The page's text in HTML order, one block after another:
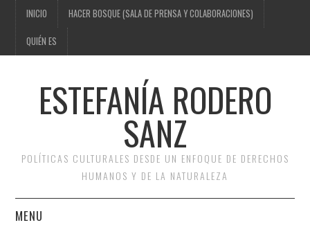
INICIO HACER BOSQUE (SALA DE PRENSA Y COLABORACIONES)
QUIÉN ES
ESTEFANÍA RODERO
SANZ
POLÍTICAS CULTURALES DESDE UN ENFOQUE DE DERECHOS
HUMANOS Y DE LA NATURALEZA
MENU